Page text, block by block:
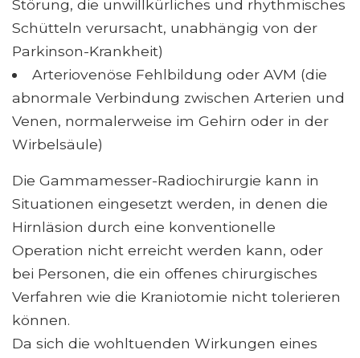
Störung, die unwillkürliches und rhythmisches
Schütteln verursacht, unabhängig von der
Parkinson-Krankheit)
Arteriovenöse Fehlbildung oder AVM (die
abnormale Verbindung zwischen Arterien und
Venen, normalerweise im Gehirn oder in der
Wirbelsäule)
Die Gammamesser-Radiochirurgie kann in
Situationen eingesetzt werden, in denen die
Hirnläsion durch eine konventionelle
Operation nicht erreicht werden kann, oder
bei Personen, die ein offenes chirurgisches
Verfahren wie die Kraniotomie nicht tolerieren
können.
Da sich die wohltuenden Wirkungen eines